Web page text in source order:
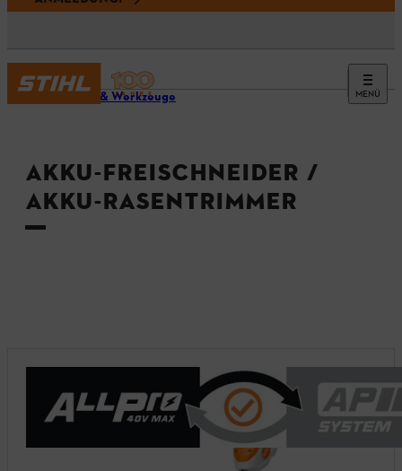
MENÜ
Geräte & Werkzeuge
AKKU-FREISCHNEIDER /
AKKU-RASENTRIMMER